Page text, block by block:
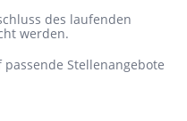
des laufenden
werden.
Stellenangebote